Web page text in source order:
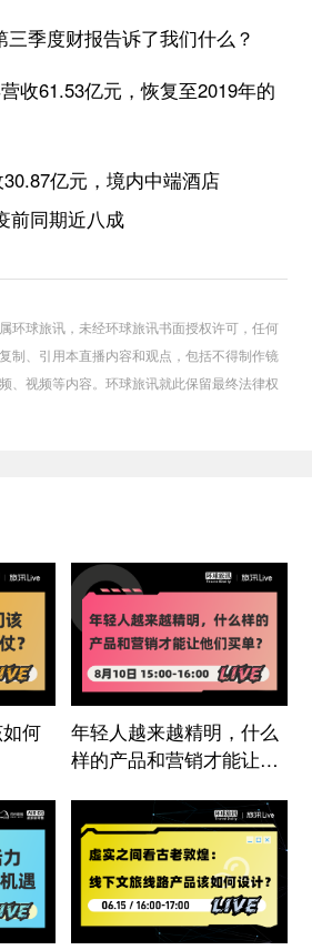
三季度财报告诉了我们什么？
收61.53亿元，恢复至2019年的
亿元，境内中端酒店
前同期近八成
环球旅讯，未经环球旅讯书面授权许可，任何
制、引用本直播内容和观点，包括不得制作镜
、视频等内容。环球旅讯就此保留最终法律权
何
年轻人越来越精明，什么
样的产品和营销才能让他